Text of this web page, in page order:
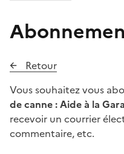
Retour
Vous souhaitez vous
de canne : Aide à la
recevoir un courrier
commentaire, etc.